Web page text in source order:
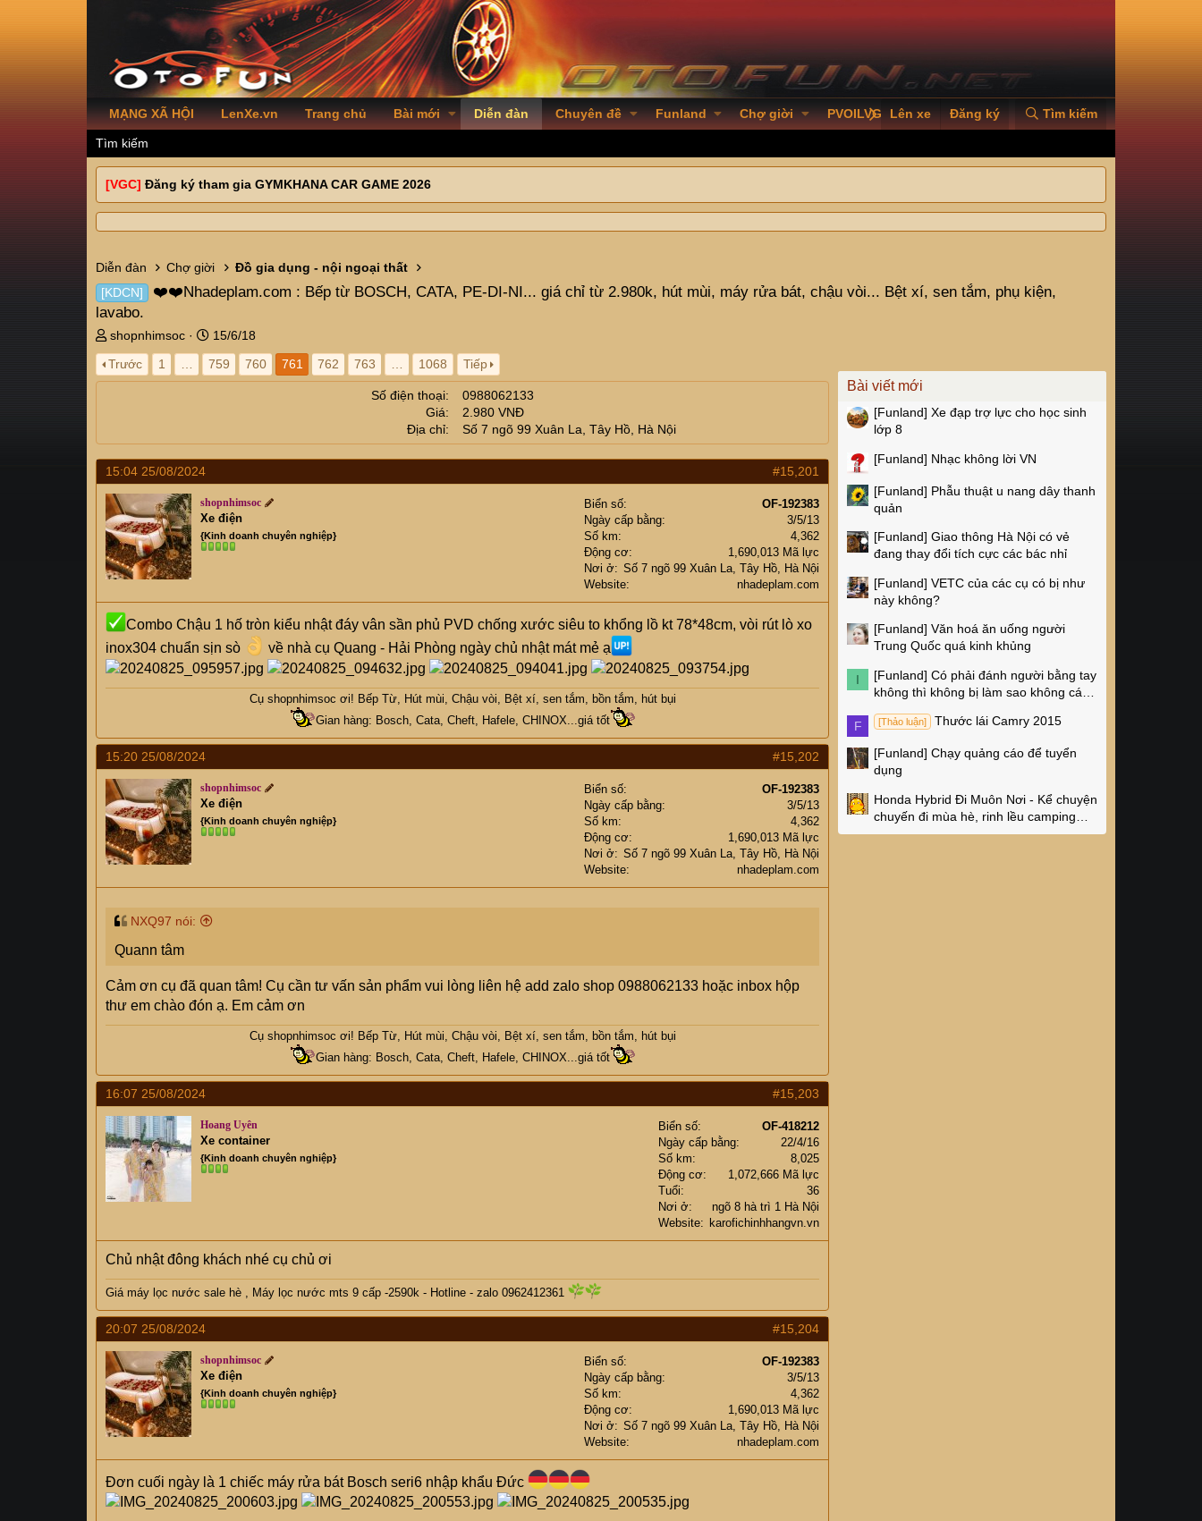
MẠNG XÃ HỘI LenXe.vn Trang chủ Bài mới Diễn đàn Chuyên đề Funland Chợ giời PVOILVGC2026
Lên xe Đăng ký Tìm kiếm
Tìm kiếm
[VGC] Đăng ký tham gia GYMKHANA CAR GAME 2026
Diễn đàn Chợ giời Đồ gia dụng - nội ngoại thất
[KDCN]
❤️❤️Nhadeplam.com : Bếp từ BOSCH, CATA, PE-DI-NI... giá chỉ từ 2.980k, hút mùi, máy rửa bát, chậu vòi... Bệt xí, sen tắm, phụ kiện,
lavabo.
T
h
r
e
a
r
t
e
r
shopnhimsoc
N
g
à
y
15/6/18
Trước
1 759 760 761 762 763 1068 Tiếp
Số điện thoại
0988062133
Giá
2.980 VNĐ
Địa chỉ
Số 7 ngõ 99 Xuân La, Tây Hồ, Hà Nội
15:04 25/08/2024 #15,201
shopnhimsoc
Xe điện
{Kinh doanh chuyên nghiệp}
Biển số
OF-192383
Ngày cấp bằng
3/5/13
Số km
4,362
Động cơ
1,690,013 Mã lực
Nơi ở
Số 7 ngõ 99 Xuân La, Tây Hồ, Hà Nội
Website
nhadeplam.com
Combo Chậu 1 hố tròn kiểu nhật đáy vân sần phủ PVD chống xước siêu to khổng lồ kt 78*48cm, vòi rút lò xo
inox304 chuẩn sịn sò
về nhà cụ Quang - Hải Phòng ngày chủ nhật mát mẻ ạ
Cụ shopnhimsoc ơi! Bếp Từ, Hút mùi, Chậu vòi, Bệt xí, sen tắm, bồn tắm, hút bụi
Gian hàng: Bosch, Cata, Cheft, Hafele, CHINOX...giá tốt
15:20 25/08/2024 #15,202
shopnhimsoc
Xe điện
{Kinh doanh chuyên nghiệp}
Biển số
OF-192383
Ngày cấp bằng
3/5/13
Số km
4,362
Động cơ
1,690,013 Mã lực
Nơi ở
Số 7 ngõ 99 Xuân La, Tây Hồ, Hà Nội
Website
nhadeplam.com
NXQ97 nói:
Quann tâm
Cảm ơn cụ đã quan tâm! Cụ cần tư vấn sản phẩm vui lòng liên hệ add zalo shop 0988062133 hoặc inbox hộp
thư em chào đón ạ. Em cảm ơn
Cụ shopnhimsoc ơi! Bếp Từ, Hút mùi, Chậu vòi, Bệt xí, sen tắm, bồn tắm, hút bụi
Gian hàng: Bosch, Cata, Cheft, Hafele, CHINOX...giá tốt
16:07 25/08/2024 #15,203
Hoang Uyên
Xe container
{Kinh doanh chuyên nghiệp}
Biển số
OF-418212
Ngày cấp bằng
22/4/16
Số km
8,025
Động cơ
1,072,666 Mã lực
Tuổi
36
Nơi ở
ngõ 8 hà trì 1 Hà Nội
Website
karofichinhhangvn.vn
Chủ nhật đông khách nhé cụ chủ ơi
Giá máy lọc nước sale hè , Máy lọc nước mts 9 cấp -2590k - Hotline - zalo 0962412361
20:07 25/08/2024 #15,204
shopnhimsoc
Xe điện
{Kinh doanh chuyên nghiệp}
Biển số
OF-192383
Ngày cấp bằng
3/5/13
Số km
4,362
Động cơ
1,690,013 Mã lực
Nơi ở
Số 7 ngõ 99 Xuân La, Tây Hồ, Hà Nội
Website
nhadeplam.com
Đơn cuối ngày là 1 chiếc máy rửa bát Bosch seri6 nhập khẩu Đức
Bài viết mới
[Funland] Xe đạp trợ lực cho học sinh
lớp 8
[Funland] Nhạc không lời VN
[Funland] Phẫu thuật u nang dây thanh
quản
[Funland] Giao thông Hà Nội có vẻ
đang thay đổi tích cực các bác nhỉ
[Funland] VETC của các cụ có bị như
này không?
[Funland] Văn hoá ăn uống người
Trung Quốc quá kinh khủng
I [Funland] Có phải đánh người bằng tay
không thì không bị làm sao không các
F
[Thảo luận] Thước lái Camry 2015
[Funland] Chạy quảng cáo để tuyển
dụng
Honda Hybrid Đi Muôn Nơi - Kể chuyện
chuyến đi mùa hè, rinh lều camping
Naturehike 4 triệu về nhà!